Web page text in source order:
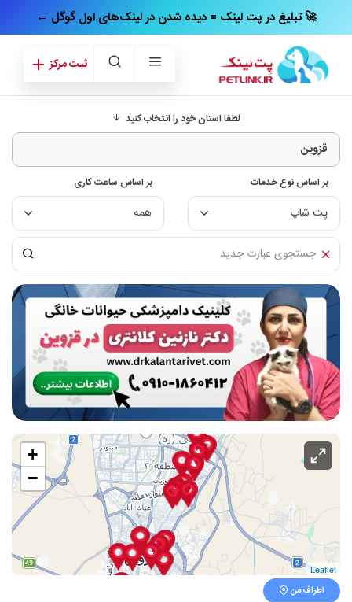
← تبلیغ در پت‌ لینک = دیده شدن در لینک‌های اول گوگل 🚀
ثبت مرکز
لطفا استان خود را انتخاب کنید
بر اساس نوع خدمات بر اساس ساعت کاری
+
−
Leaflet
اطراف من